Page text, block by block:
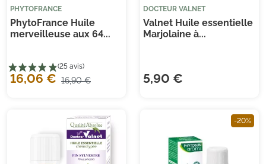
PHYTOFRANCE
PhytoFrance Huile
merveilleuse aux 64...
16,06 € 16,90 €
DOCTEUR VALNET
Valnet Huile essentielle
Marjolaine à...
5,90 €
-20%